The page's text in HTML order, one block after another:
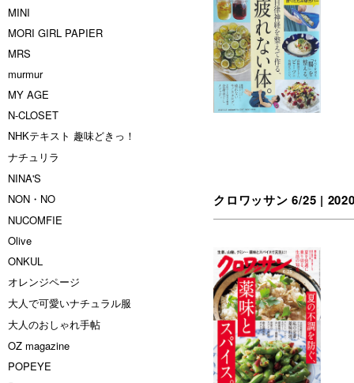
MINI
MORI GIRL PAPIER
MRS
murmur
MY AGE
N-CLOSET
NHKテキスト 趣味どきっ！
ナチュリラ
NINA'S
NON・NO
NUCOMFIE
Olive
ONKUL
オレンジページ
大人で可愛いナチュラル服
大人のおしゃれ手帖
OZ magazine
POPEYE
クロワッサン 6/25 |